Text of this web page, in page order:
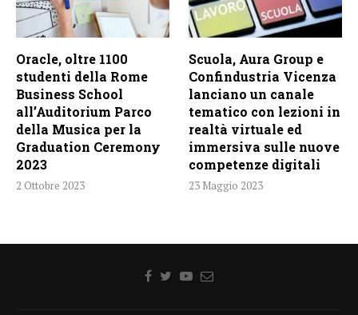
Oracle, oltre 1100
studenti della Rome
Business School
all’Auditorium Parco
della Musica per la
Graduation Ceremony
2023
2 Ottobre 2023
Scuola, Aura Group e
Confindustria Vicenza
lanciano un canale
tematico con lezioni in
realtà virtuale ed
immersiva sulle nuove
competenze digitali
23 Maggio 2023